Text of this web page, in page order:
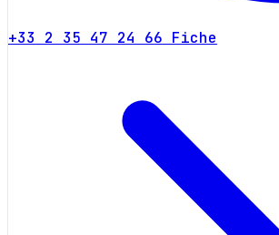
+33 2 35 47 24 66 Fiche